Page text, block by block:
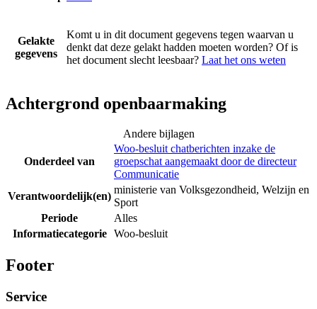
Gelakte
gegevens
Komt u in dit document gegevens tegen waarvan u
denkt dat deze gelakt hadden moeten worden? Of is
het document slecht leesbaar? Laat het ons weten
Achtergrond openbaarmaking
Andere bijlagen
Onderdeel van
Woo-besluit chatberichten inzake de
groepschat aangemaakt door de directeur
Communicatie
Verantwoordelijk(en)
ministerie van Volksgezondheid, Welzijn en
Sport
Periode
Alles
Informatiecategorie
Woo-besluit
Footer
Service